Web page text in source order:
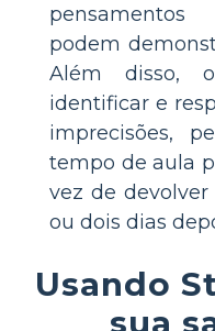
pensamentos
podem
Além disso,
identificar e
imprecisões,
tempo de aula
vez de
ou dois dias
Usando
sua